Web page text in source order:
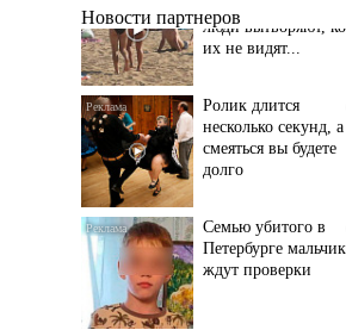
Новости партнеров
Ролик длится
несколько секунд, а
долго
Семью убитого в
Петербурге мальчика
Этот танец невесты